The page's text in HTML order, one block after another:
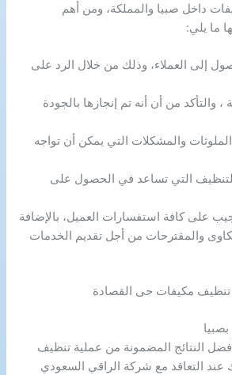
داخل صبيا والمملكة، ومن أهم
ما يلي:
إلى العملاء، وذلك من خلال الرد على
، والتأكد من أن أنه تم إنجازها بالجودة
الملوثات والمشكلات التي يمكن أن تواجه
التي تساعد في الحصول على
على كافة استفسارات العميل، بالإضافة
والمقترحات من أجل تقديم الخدمات
مكيفات حى القصادة
النتائج المضمونة من عملية تنظيف
التعاقد مع شركة الراقي السعودي